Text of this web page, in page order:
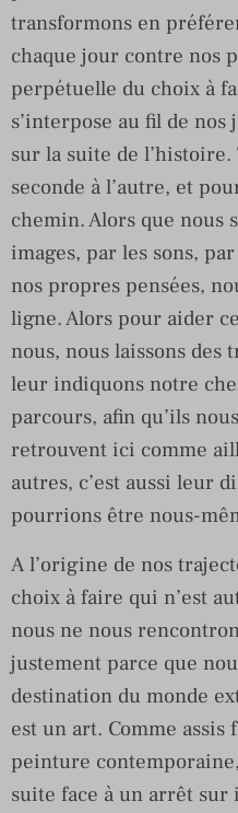
transformons en
chaque jour contre nos
perpétuelle du choix à
s’interpose au fil de
sur la suite de
seconde à l’autre, et
chemin. Alors que nous
images, par les sons,
nos propres pensées,
ligne. Alors pour aider
nous, nous laissons des
leur indiquons notre
parcours, afin qu’ils
retrouvent ici comme
autres, c’est aussi leur
pourrions être nous-
A l’origine de nos
choix à faire qui n’est
nous ne nous
justement parce que
destination du monde
est un art. Comme assis
peinture
suite face à un arrêt sur